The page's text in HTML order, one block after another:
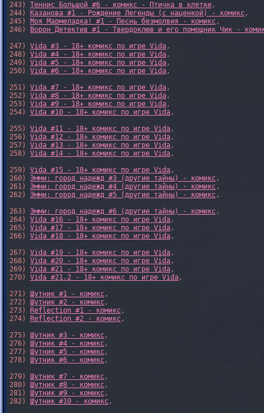
243) Теннис Большой #6 - комикс - Птичка в клетке,
244)
Казанова #1 - Рождение Легенды (с наценкой) - комикс,
245) Моя Мармеладка! #1 - Песнь безмолвия - комикс,
246)
Ворон Детектив #1 - Твердоклюв и его помощник Чик -
247) Vida #3 - 18+ комикс по игре Vida,
248) Vida #4 - 18+ комикс по игре Vida,
249) Vida #5 - 18+ комикс по игре Vida,
250) Vida #6 - 18+ комикс по игре Vida,
251) Vida #7 - 18+ комикс по игре Vida,
252) Vida #8 - 18+ комикс по игре Vida,
253) Vida #9 - 18+ комикс по игре Vida,
254) Vida #10 - 18+ комикс по игре Vida,
255) Vida #11 - 18+ комикс по игре Vida,
256) Vida #12 - 18+ комикс по игре Vida,
257) Vida #13 - 18+ комикс по игре Vida,
258) Vida #14 - 18+ комикс по игре Vida,
259) Vida #15 - 18+ комикс по игре Vida,
260) Эмми: город надежд #3 (другие тайны) - комикс,
261) Эмми: город надежд #4 (другие тайны) - комикс,
262) Эмми: город надежд #5 (другие тайны) - комикс,
263) Эмми: город надежд #6 (другие тайны) - комикс,
264) Vida #16 - 18+ комикс по игре Vida,
265) Vida #17 - 18+ комикс по игре Vida,
266) Vida #18 - 18+ комикс по игре Vida,
267) Vida #19 - 18+ комикс по игре Vida,
268) Vida #20 - 18+ комикс по игре Vida,
269) Vida #21 - 18+ комикс по игре Vida,
270) Vida #21.2 - 18+ комикс по игре Vida,
271) Шутник #1 - комикс,
272) Шутник #2 - комикс,
273)
Reflection #1 - комикс,
274)
Reflection #2 - комикс,
275) Шутник #3 - комикс,
276) Шутник #4 - комикс,
277) Шутник #5 - комикс,
278) Шутник #6 - комикс,
279) Шутник #7 - комикс,
280) Шутник #8 - комикс,
281) Шутник #9 - комикс,
282) Шутник #10 - комикс,